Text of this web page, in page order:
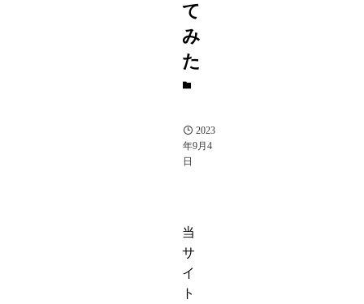
て
み
た
2023
年9月4
日
当
サ
イ
ト